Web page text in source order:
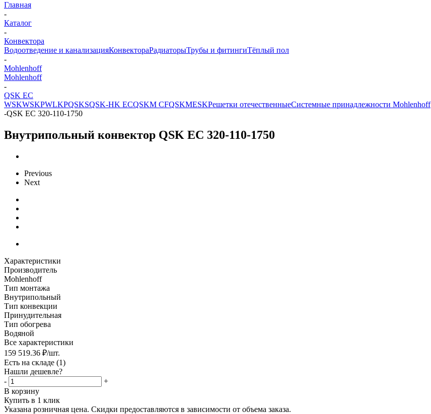
Главная
-
Каталог
-
Конвектора
Водоотведение и канализацияКонвектораРадиаторыТрубы и фитингиТёплый пол
-
Mohlenhoff
Mohlenhoff
-
QSK EC
WSKWSKPWLKPQSKSQSK-HK ECQSKM CFQSKMESKРешетки отечественныеСистемные принадлежности Mohlenhoff
-QSK EC 320-110-1750
Внутрипольный конвектор QSK EC 320-110-1750
Previous
Next
Характеристики
Производитель
Mohlenhoff
Тип монтажа
Внутрипольный
Тип конвекции
Принудительная
Тип обогрева
Водяной
Все характеристики
159 519.36 ₽/шт.
Есть на складе (1)
Нашли дешевле?
-
+
В корзину
Купить в 1 клик
Указана розничная цена. Скидки предоставляются в зависимости от объема заказа.